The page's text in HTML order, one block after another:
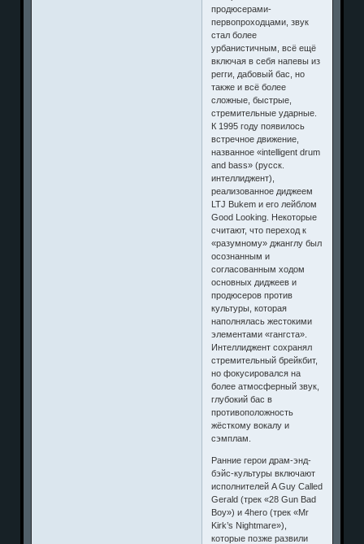
продюсерами-
первопроходцами, звук
стал более
урбанистичным, всё ещё
включая в себя напевы из
регги, дабовый бас, но
также и всё более
сложные, быстрые,
стремительные ударные.
К 1995 году появилось
встречное движение,
названное «intelligent drum
and bass» (русск.
интеллиджент),
реализованное диджеем
LTJ Bukem и его лейблом
Good Looking. Некоторые
считают, что переход к
«разумному» джанглу был
осознанным и
согласованным ходом
основных диджеев и
продюсеров против
культуры, которая
наполнялась жестокими
элементами «гангста».
Интеллиджент сохранял
стремительный брейкбит,
но фокусировался на
более атмосферный звук,
глубокий бас в
противоположность
жёсткому вокалу и
сэмплам.
Ранние герои драм-энд-
бэйс-культуры включают
исполнителей A Guy Called
Gerald (трек «28 Gun Bad
Boy») и 4hero (трек «Mr
Kirk’s Nightmare»),
которые позже развили